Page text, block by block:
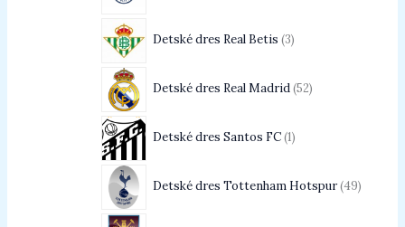
Detské dres Real Betis 3
Detské dres Real Madrid 52
Detské dres Santos FC 1
Detské dres Tottenham Hotspur 49